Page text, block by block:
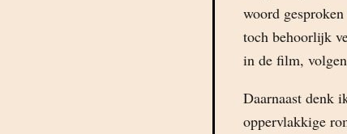
woord
toch behoorlijk
in de film,
Daarnaast denk
oppervlakkige